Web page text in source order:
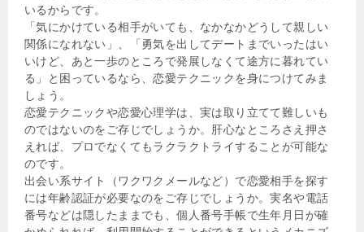
いるからです。
「気にかけている相手がいても、なかなかどうして親しい
関係になれない」、「勇気を出してデートまでいったはい
いけど、あと一歩のところで発展しなくて途方に暮れてい
る」と困っているなら、恋愛テクニックを身につけてみま
しょう。
恋愛テクニックや恋愛心理学は、実は取り立てて難しいも
のではないのをご存じでしょうか。肝心なところさえ押さ
えれば、プロでなくてもラクラクトライすることが可能な
のです。
出会い系サイト（ワクワクメールなど）で恋愛相手を探す
には年齢認証が必要なのをご存じでしょうか。実名や電話
番号などは隠したままでも、個人番号手帳で生年月日が確